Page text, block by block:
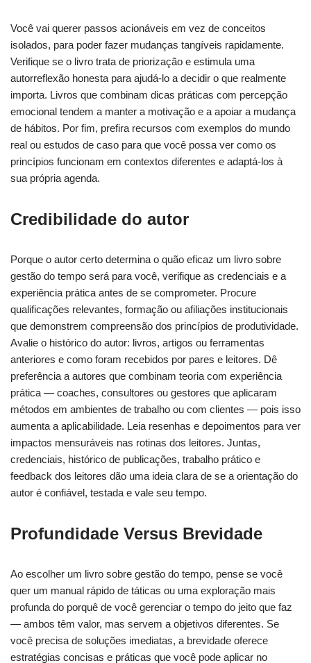
Você vai querer passos acionáveis em vez de conceitos
isolados, para poder fazer mudanças tangíveis rapidamente.
Verifique se o livro trata de priorização e estimula uma
autorreflexão honesta para ajudá-lo a decidir o que realmente
importa. Livros que combinam dicas práticas com percepção
emocional tendem a manter a motivação e a apoiar a mudança
de hábitos. Por fim, prefira recursos com exemplos do mundo
real ou estudos de caso para que você possa ver como os
princípios funcionam em contextos diferentes e adaptá-los à
sua própria agenda.
Credibilidade do autor
Porque o autor certo determina o quão eficaz um livro sobre
gestão do tempo será para você, verifique as credenciais e a
experiência prática antes de se comprometer. Procure
qualificações relevantes, formação ou afiliações institucionais
que demonstrem compreensão dos princípios de produtividade.
Avalie o histórico do autor: livros, artigos ou ferramentas
anteriores e como foram recebidos por pares e leitores. Dê
preferência a autores que combinam teoria com experiência
prática — coaches, consultores ou gestores que aplicaram
métodos em ambientes de trabalho ou com clientes — pois isso
aumenta a aplicabilidade. Leia resenhas e depoimentos para ver
impactos mensuráveis nas rotinas dos leitores. Juntas,
credenciais, histórico de publicações, trabalho prático e
feedback dos leitores dão uma ideia clara de se a orientação do
autor é confiável, testada e vale seu tempo.
Profundidade Versus Brevidade
Ao escolher um livro sobre gestão do tempo, pense se você
quer um manual rápido de táticas ou uma exploração mais
profunda do porquê de você gerenciar o tempo do jeito que faz
— ambos têm valor, mas servem a objetivos diferentes. Se
você precisa de soluções imediatas, a brevidade oferece
estratégias concisas e práticas que você pode aplicar no